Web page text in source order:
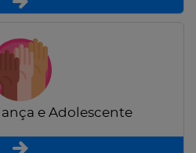
e Adolescente